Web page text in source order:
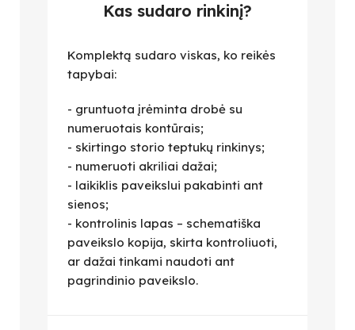
Kas sudaro rinkinį?
Komplektą sudaro viskas, ko reikės
tapybai:
- gruntuota įrėminta drobė su
numeruotais kontūrais;
- skirtingo storio teptukų rinkinys;
- numeruoti akriliai dažai;
- laikiklis paveikslui pakabinti ant
sienos;
- kontrolinis lapas – schematiška
paveikslo kopija, skirta kontroliuoti,
ar dažai tinkami naudoti ant
pagrindinio paveikslo.